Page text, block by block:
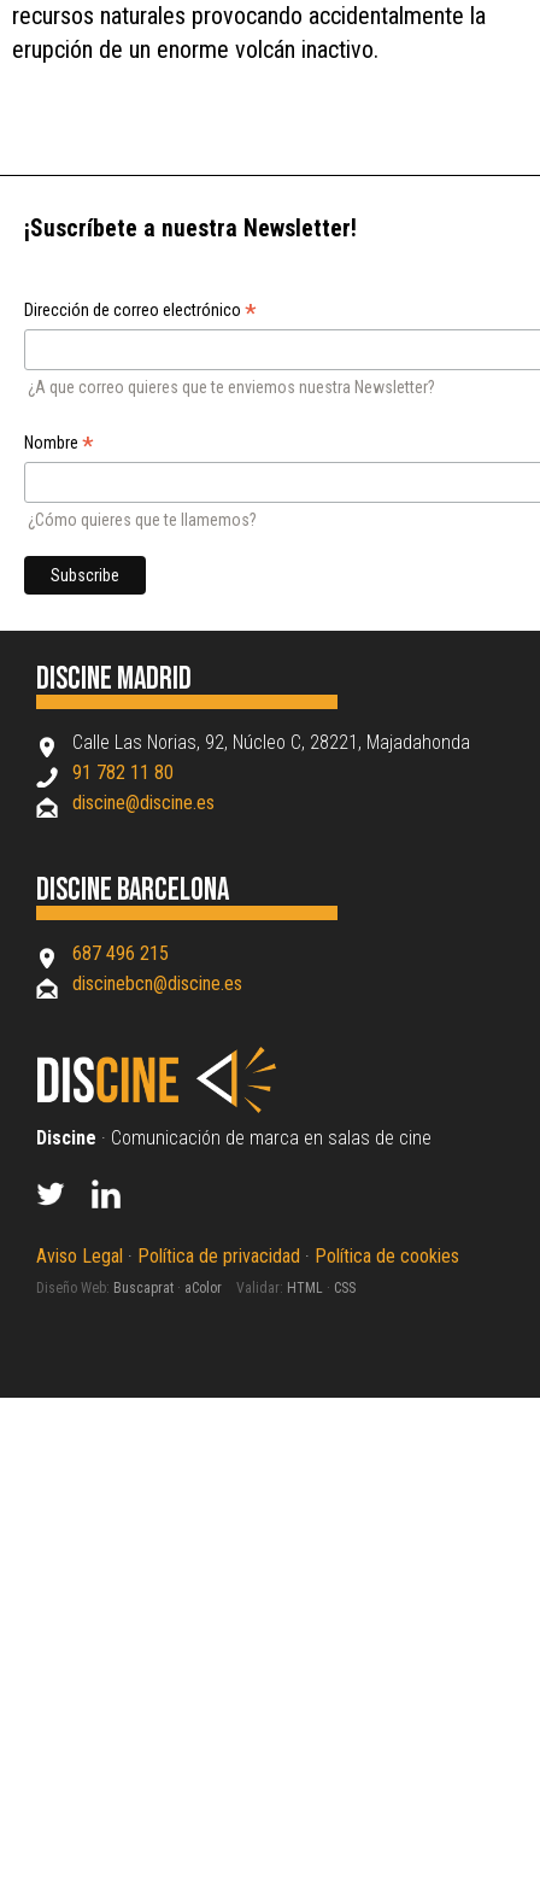
recursos naturales provocando accidentalmente la
erupción de un enorme volcán inactivo.
¡Suscríbete a nuestra Newsletter!
Dirección de correo electrónico *
¿A que correo quieres que te enviemos nuestra Newsletter?
Nombre *
¿Cómo quieres que te llamemos?
Discine Madrid
Calle Las Norias, 92, Núcleo C, 28221, Majadahonda
91 782 11 80
discine@discine.es
Discine Barcelona
687 496 215
discinebcn@discine.es
Discine · Comunicación de marca en salas de cine
Aviso Legal · Política de privacidad · Política de cookies
Diseño Web: Buscaprat · aColor Validar: HTML · CSS